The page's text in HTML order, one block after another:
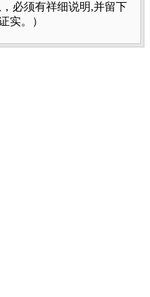
必须有祥细说明,并留下
实。）